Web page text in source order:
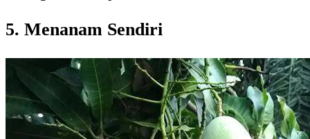
5. Menanam Sendiri